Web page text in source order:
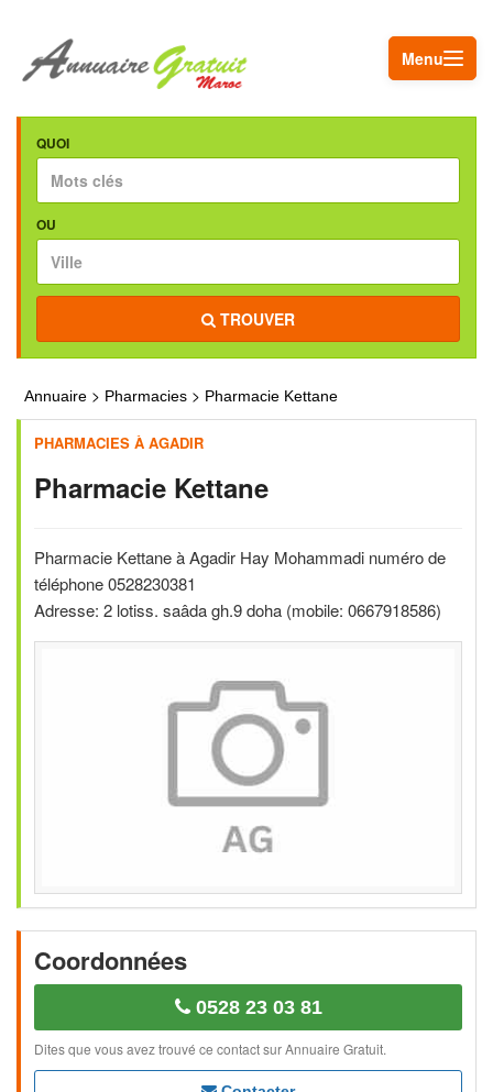
Menu
QUOI
OU
TROUVER
Annuaire > Pharmacies > Pharmacie Kettane
PHARMACIES À AGADIR
Pharmacie Kettane
Pharmacie Kettane à Agadir Hay Mohammadi numéro de
téléphone 0528230381
Adresse: 2 lotiss. saâda gh.9 doha (mobile: 0667918586)
Coordonnées
0528 23 03 81
Dites que vous avez trouvé ce contact sur Annuaire Gratuit.